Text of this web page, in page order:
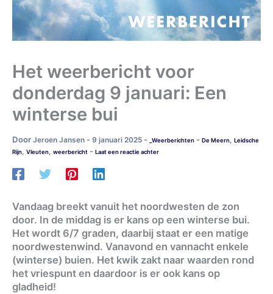
Het weerbericht voor
donderdag 9 januari: Een
winterse bui
Door Jeroen Jansen - 9 januari 2025 - _Weerberichten - De Meern, Leidsche
Rijn, Vleuten, weerbericht - Laat een reactie achter
Vandaag breekt vanuit het noordwesten de zon
door. In de middag is er kans op een winterse bui.
Het wordt 6/7 graden, daarbij staat er een matige
noordwestenwind. Vanavond en vannacht enkele
(winterse) buien. Het kwik zakt naar waarden rond
het vriespunt en daardoor is er ook kans op
gladheid!